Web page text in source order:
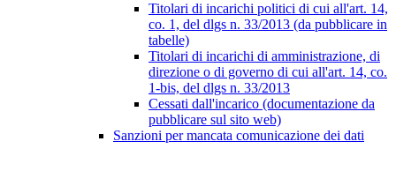
Titolari di incarichi politici di cui all'art. 14,
co. 1, del dlgs n. 33/2013 (da pubblicare in
tabelle)
Titolari di incarichi di amministrazione, di
direzione o di governo di cui all'art. 14, co.
1-bis, del dlgs n. 33/2013
Cessati dall'incarico (documentazione da
pubblicare sul sito web)
Sanzioni per mancata comunicazione dei dati